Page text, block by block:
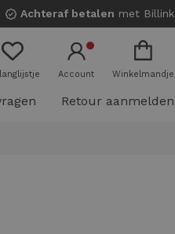
Achteraf betalen met Billink
Account Winkelmandje
Retour aanmelden